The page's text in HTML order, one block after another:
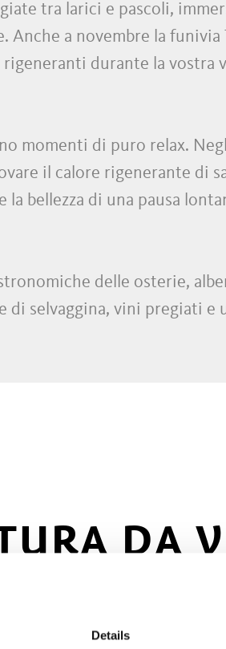
Details
tra larici e pascoli,
Anche a novembre la funivia
durante la vostra
momenti di puro relax.
il calore rigenerante di
bellezza di una pausa
delle osterie,
selvaggina, vini pregiati e
DA